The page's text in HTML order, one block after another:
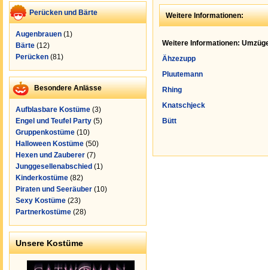
Perücken und Bärte
Augenbrauen (1)
Bärte (12)
Perücken (81)
Besondere Anlässe
Aufblasbare Kostüme (3)
Engel und Teufel Party (5)
Gruppenkostüme (10)
Halloween Kostüme (50)
Hexen und Zauberer (7)
Junggesellenabschied (1)
Kinderkostüme (82)
Piraten und Seeräuber (10)
Sexy Kostüme (23)
Partnerkostüme (28)
Unsere Kostüme
Weitere Informationen:
Weitere Informationen:
Ähzezupp
Pluutemann
Rhing
Knatschjeck
Bütt